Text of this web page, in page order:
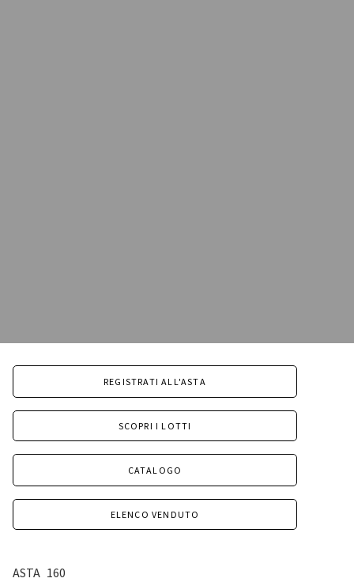
REGISTRATI ALL'ASTA
SCOPRI I LOTTI
CATALOGO
ELENCO VENDUTO
ASTA 160